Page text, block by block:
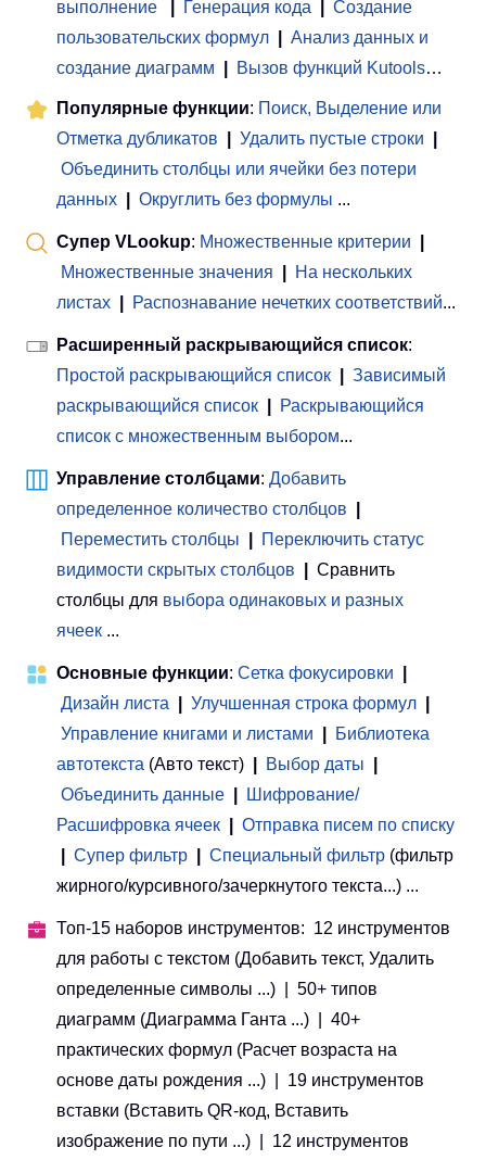
выполнение Генерация кода
Создание
пользовательских формул
Анализ данных и
создание диаграмм
Вызов функций Kutools…
Популярные функции: Поиск, Выделение или
Отметка дубликатов
Удалить пустые строки
Объединить столбцы или ячейки без потери
данных
Округлить без формулы ...
Супер VLookup: Множественные критерии
Множественные значения
На нескольких
листах
Распознавание нечетких соответствий...
Расширенный раскрывающийся список:
Простой раскрывающийся список
Зависимый
раскрывающийся список
Раскрывающийся
список с множественным выбором...
Управление столбцами: Добавить
определенное количество столбцов
Переместить столбцы
Переключить статус
видимости скрытых столбцов
Сравнить
столбцы для выбора одинаковых и разных
ячеек ...
Основные функции: Сетка фокусировки
Дизайн листа
Улучшенная строка формул
Управление книгами и листами
Библиотека
автотекста (Авто текст) Выбор даты
Объединить данные
Шифрование/
Расшифровка ячеек
Отправка писем по списку
Супер фильтр Специальный фильтр (фильтр
жирного/курсивного/зачеркнутого текста...) ...
Топ-15 наборов инструментов: 12 инструментов
для работы с текстом (Добавить текст, Удалить
определенные символы ...) | 50+ типов
диаграмм (Диаграмма Ганта ...) | 40+
практических формул (Расчет возраста на
основе даты рождения ...) | 19 инструментов
вставки (Вставить QR-код, Вставить
изображение по пути ...) | 12 инструментов